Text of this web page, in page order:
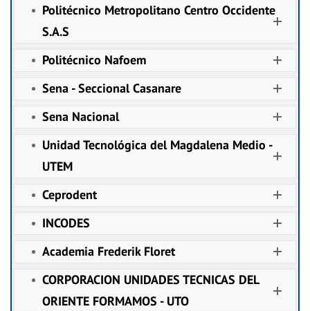
Politécnico Metropolitano Centro Occidente
S.A.S
Politécnico Nafoem
Sena - Seccional Casanare
Sena Nacional
Unidad Tecnológica del Magdalena Medio -
UTEM
Ceprodent
INCODES
Academia Frederik Floret
CORPORACION UNIDADES TECNICAS DEL
ORIENTE FORMAMOS - UTO